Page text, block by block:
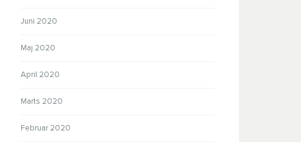
Juni 2020
Maj 2020
April 2020
Marts 2020
Februar 2020